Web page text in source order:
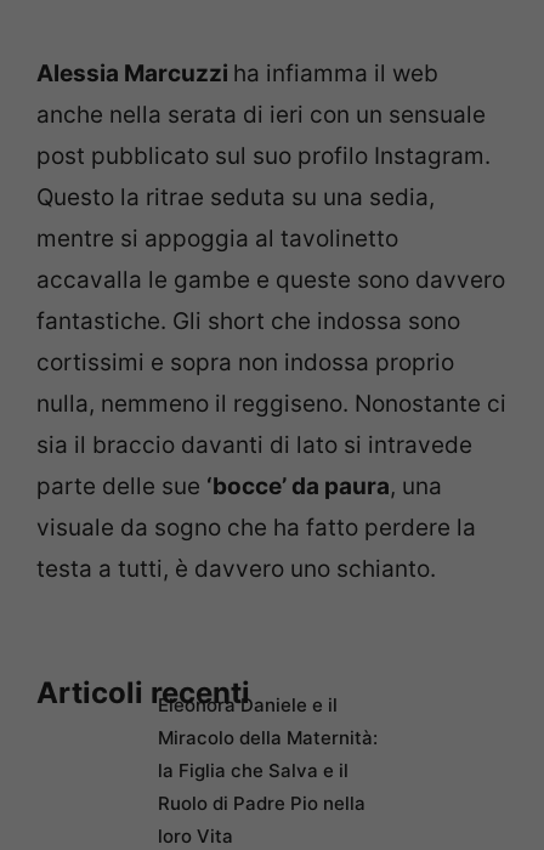
Alessia Marcuzzi ha infiamma il web
anche nella serata di ieri con un sensuale
post pubblicato sul suo profilo Instagram.
Questo la ritrae seduta su una sedia,
mentre si appoggia al tavolinetto
accavalla le gambe e queste sono davvero
fantastiche. Gli short che indossa sono
cortissimi e sopra non indossa proprio
nulla, nemmeno il reggiseno. Nonostante ci
sia il braccio davanti di lato si intravede
parte delle sue ‘bocce’ da paura, una
visuale da sogno che ha fatto perdere la
testa a tutti, è davvero uno schianto.
Articoli recentiEleonora Daniele e il
Miracolo della Maternità:
la Figlia che Salva e il
Ruolo di Padre Pio nella
loro Vita